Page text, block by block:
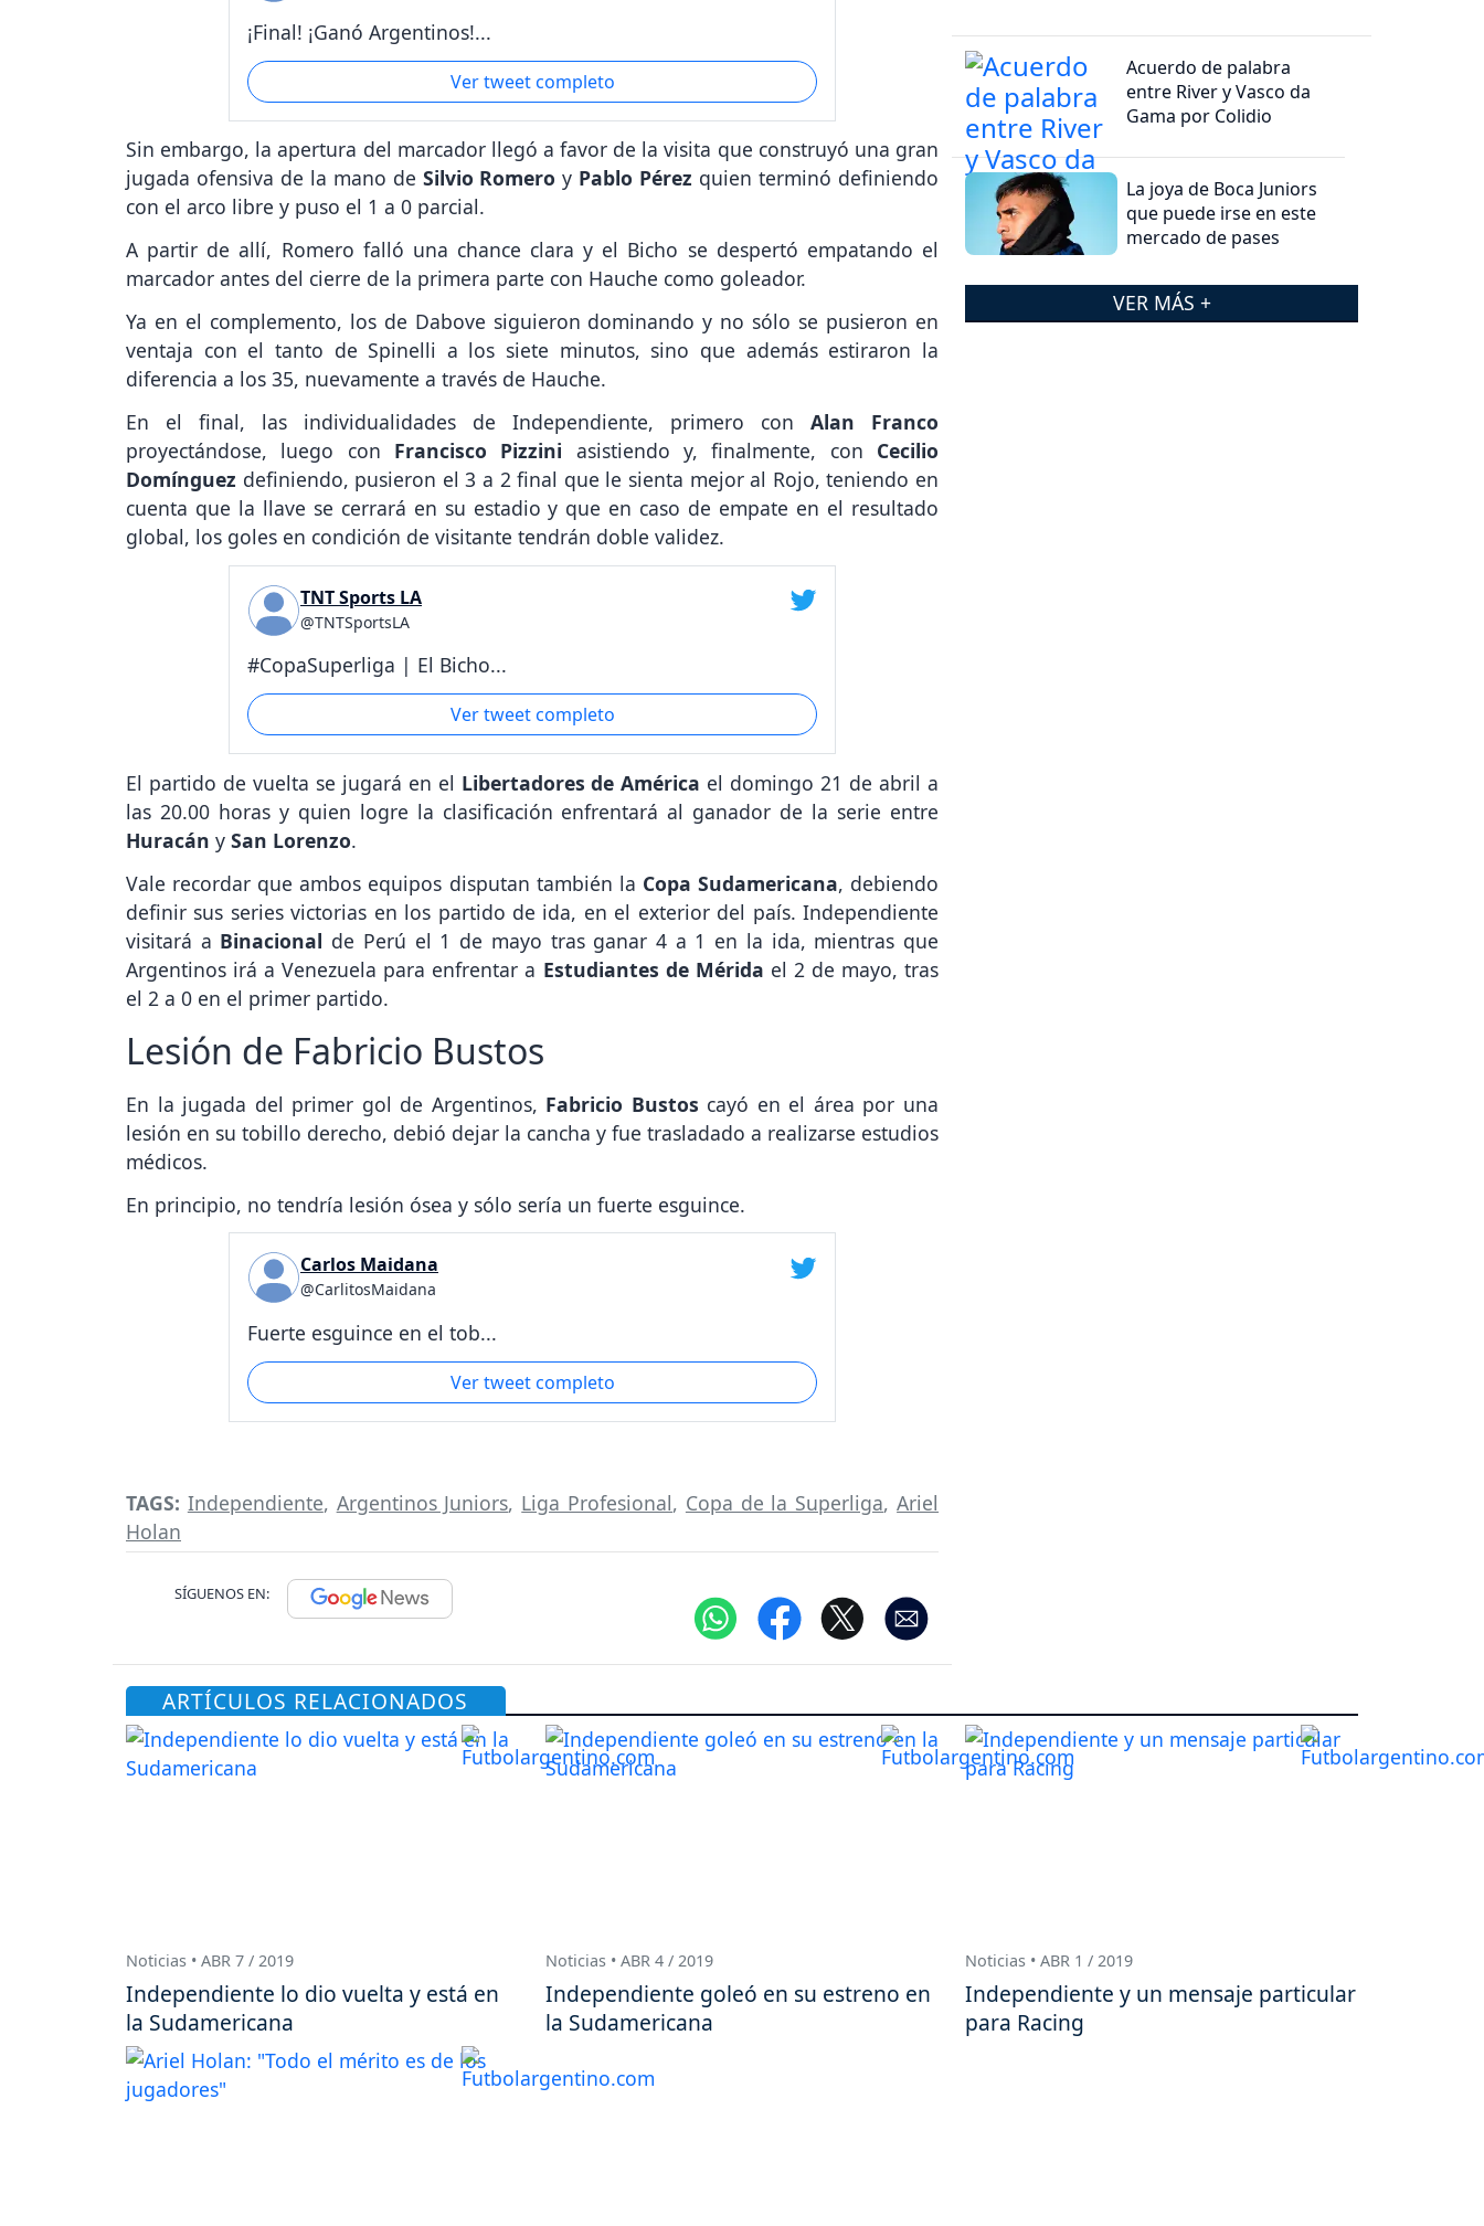
¡Final! ¡Ganó Argentinos!...
Ver tweet completo
Sin embargo, la apertura del marcador llegó a favor de la visita que construyó una gran
jugada ofensiva de la mano de Silvio Romero y Pablo Pérez quien terminó definiendo
con el arco libre y puso el 1 a 0 parcial.
A partir de allí, Romero falló una chance clara y el Bicho se despertó empatando el
marcador antes del cierre de la primera parte con Hauche como goleador.
Ya en el complemento, los de Dabove siguieron dominando y no sólo se pusieron en
ventaja con el tanto de Spinelli a los siete minutos, sino que además estiraron la
diferencia a los 35, nuevamente a través de Hauche.
En el final, las individualidades de Independiente, primero con Alan Franco
proyectándose, luego con Francisco Pizzini asistiendo y, finalmente, con Cecilio
Domínguez definiendo, pusieron el 3 a 2 final que le sienta mejor al Rojo, teniendo en
cuenta que la llave se cerrará en su estadio y que en caso de empate en el resultado
global, los goles en condición de visitante tendrán doble validez.
TNT Sports LA
@TNTSportsLA
#CopaSuperliga | El Bicho...
Ver tweet completo
El partido de vuelta se jugará en el Libertadores de América el domingo 21 de abril a
las 20.00 horas y quien logre la clasificación enfrentará al ganador de la serie entre
Huracán y San Lorenzo.
Vale recordar que ambos equipos disputan también la Copa Sudamericana, debiendo
definir sus series victorias en los partido de ida, en el exterior del país. Independiente
visitará a Binacional de Perú el 1 de mayo tras ganar 4 a 1 en la ida, mientras que
Argentinos irá a Venezuela para enfrentar a Estudiantes de Mérida el 2 de mayo, tras
el 2 a 0 en el primer partido.
Lesión de Fabricio Bustos
En la jugada del primer gol de Argentinos, Fabricio Bustos cayó en el área por una
lesión en su tobillo derecho, debió dejar la cancha y fue trasladado a realizarse estudios
médicos.
En principio, no tendría lesión ósea y sólo sería un fuerte esguince.
Carlos Maidana
@CarlitosMaidana
Fuerte esguince en el tob...
Ver tweet completo
TAGS: Independiente, Argentinos Juniors, Liga Profesional, Copa de la Superliga,Ariel
Holan
SÍGUENOS EN:
Acuerdo de palabra
entre River y Vasco da
Gama por Colidio
La joya de Boca Juniors
que puede irse en este
mercado de pases
VER MÁS +
ARTÍCULOS RELACIONADOS
Noticias • ABR 7 / 2019
Independiente lo dio vuelta y está en
la Sudamericana
Noticias • ABR 4 / 2019
Independiente goleó en su estreno en
la Sudamericana
Noticias • ABR 1 / 2019
Independiente y un mensaje particular
para Racing